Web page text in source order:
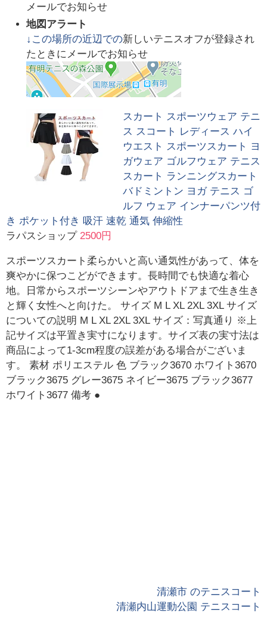
メールでお知らせ
地図アラート
↓この場所の近辺での新しいテニスオフが登録され
たときにメールでお知らせ
スカート スポーツウェア テニ
ス スコート レディース ハイ
ウエスト スポーツスカート ヨ
ガウェア ゴルフウェア テニス
スカート ランニングスカート
バドミントン ヨガ テニス ゴ
ルフ ウェア インナーパンツ付
き ポケット付き 吸汗 速乾 通気 伸縮性
ラパスショップ 2500円
スポーツスカート柔らかいと高い通気性があって、体を
爽やかに保つこどができます。長時間でも快適な着心
地。日常からスポーツシーンやアウトドアまで生き生き
と輝く女性へと向けた。 サイズ M L XL 2XL 3XL サイズ
についての説明 M L XL 2XL 3XL サイズ：写真通り ※上
記サイズは平置き実寸になります。サイズ表の実寸法は
商品によって1-3cm程度の誤差がある場合がございま
す。 素材 ポリエステル 色 ブラック3670 ホワイト3670
ブラック3675 グレー3675 ネイビー3675 ブラック3677
ホワイト3677 備考 ●
清瀬市 のテニスコート
清瀬内山運動公園 テニスコート